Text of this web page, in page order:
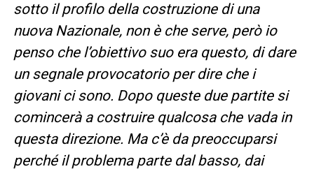
sotto il profilo della costruzione di una
nuova Nazionale, non è che serve, però io
penso che l’obiettivo suo era questo, di dare
un segnale provocatorio per dire che i
giovani ci sono. Dopo queste due partite si
comincerà a costruire qualcosa che vada in
questa direzione. Ma c’è da preoccuparsi
perché il problema parte dal basso, dai